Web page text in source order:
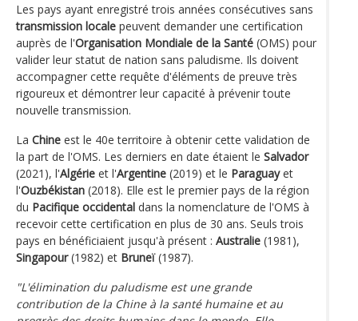
Les pays ayant enregistré trois années consécutives sans
transmission locale peuvent demander une certification
auprès de l'Organisation Mondiale de la Santé (OMS) pour
valider leur statut de nation sans paludisme. Ils doivent
accompagner cette requête d'éléments de preuve très
rigoureux et démontrer leur capacité à prévenir toute
nouvelle transmission.
La Chine est le 40e territoire à obtenir cette validation de
la part de l'OMS. Les derniers en date étaient le Salvador
(2021), l'Algérie et l'Argentine (2019) et le Paraguayet
l'Ouzbékistan (2018). Elle est le premier pays de la région
du Pacifique occidental dans la nomenclature de l'OMS à
recevoir cette certification en plus de 30 ans. Seuls trois
pays en bénéficiaient jusqu'à présent : Australie (1981),
Singapour(1982) et Bruneï(1987).
"L'élimination du paludisme est une grande
contribution de la Chine à la santé humaine et au